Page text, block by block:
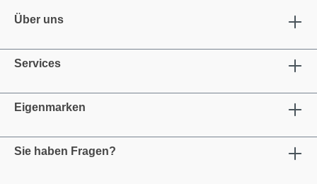
Über uns
Services
Eigenmarken
Sie haben Fragen?